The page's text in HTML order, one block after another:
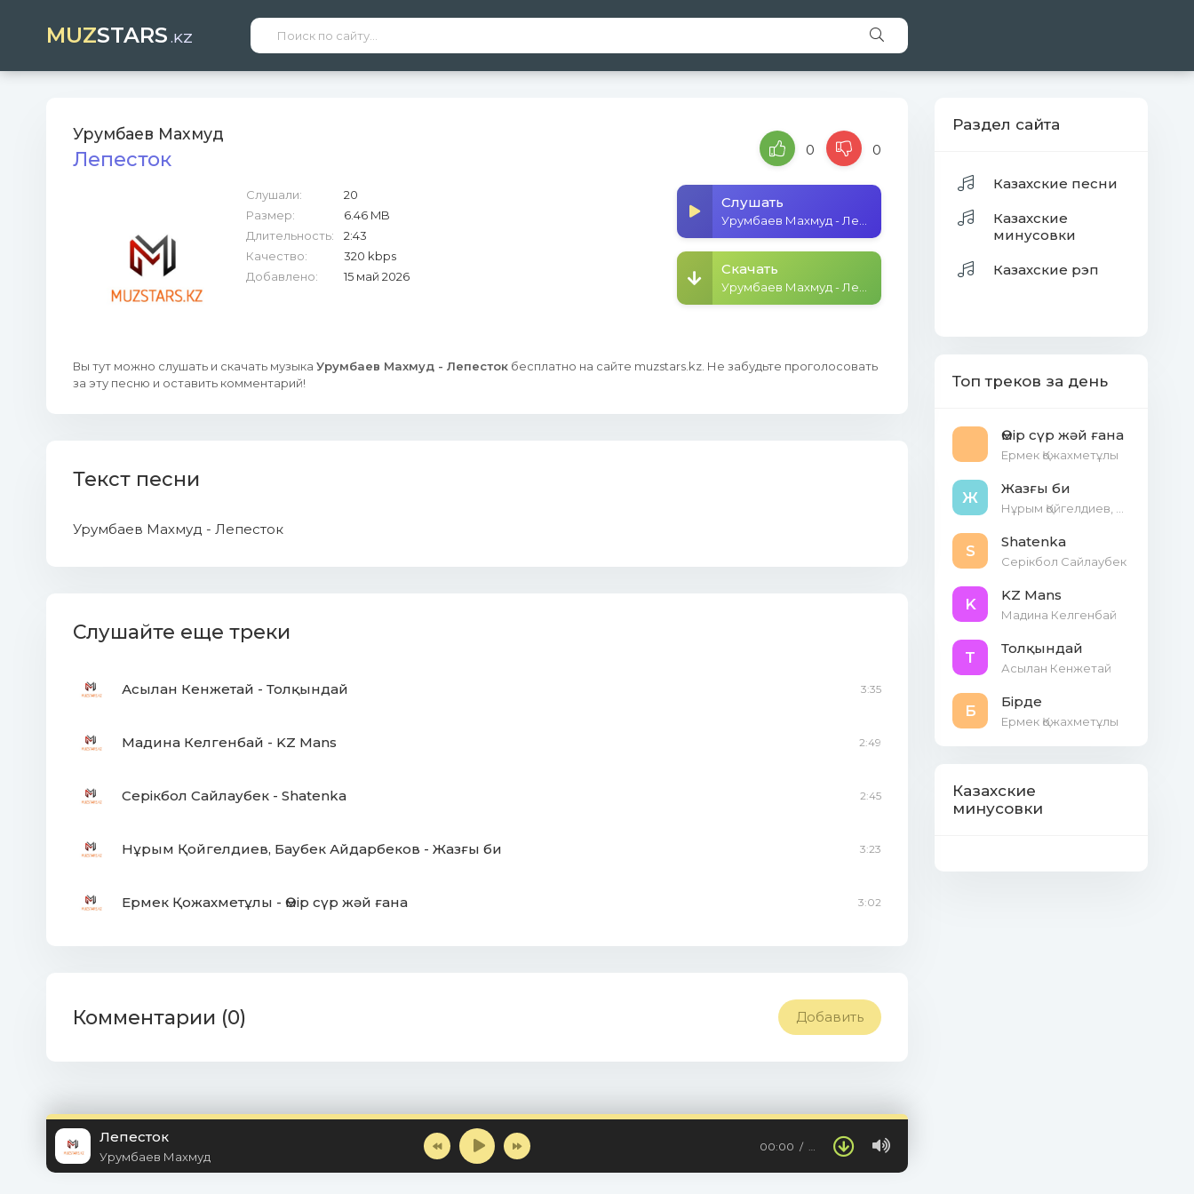
MUZSTARS .KZ
Урумбаев Махмуд
Лепесток 0 0
Слушали:
20
Размер:
6.46 MB
Длительность:
2:43
Качество:
320 kbps
Добавлено:
15 май 2026
Слушать
Скачать
Вы тут можно слушать и скачать музыка Урумбаев Махмуд - Лепесток бесплатно на сайте muzstars.kz. Не забудьте проголосовать
за эту песню и оставить комментарий!
Текст песни
Урумбаев Махмуд - Лепесток
Слушайте еще треки
Асылан Кенжетай - Толқындай 3:35
Мадина Келгенбай - KZ Mans 2:49
Серікбол Сайлаубек - Shatenka 2:45
Нұрым Қойгелдиев, Баубек Айдарбеков - Жазғы би 3:23
Ермек Қожахметұлы - Өмір сүр жәй ғана 3:02
Комментарии (0) Добавить
Раздел сайта
Казахские песни
Казахские
минусовки
Казахские рэп
Топ треков за день
Өмір сүр жәй ғана
Ермек Қожахметұлы
Ж
Жазғы би
S
Shatenka
Серікбол Сайлаубек
K
KZ Mans
Мадина Келгенбай
Т
Толқындай
Асылан Кенжетай
Б
Бірде
Ермек Қожахметұлы
Казахские
минусовки
Лепесток
Урумбаев Махмуд
00:00